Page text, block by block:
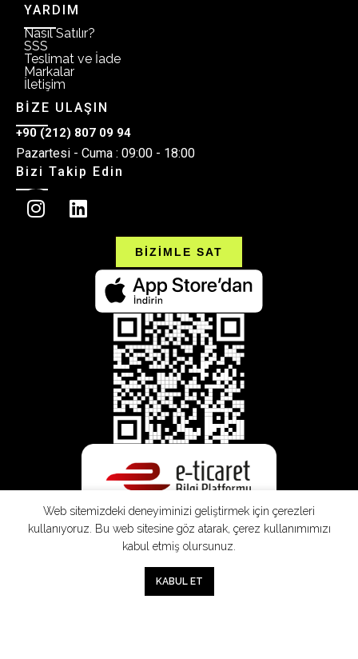
YARDIM
Nasıl Satılır?
SSS
Teslimat ve İade
Markalar
İletişim
BİZE ULAŞIN
+90 (212) 807 09 94
Pazartesi - Cuma : 09:00 - 18:00
Bizi Takip Edin
BİZİMLE SAT
Web sitemizdeki deneyiminizi geliştirmek için çerezleri
kullanıyoruz. Bu web sitesine göz atarak, çerez kullanımımızı
kabul etmiş olursunuz.
KABUL ET
Sepet